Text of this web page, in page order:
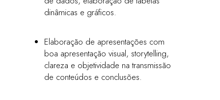
dinâmicas e gráficos.
Elaboração de apresentações com
boa apresentação visual, storytelling,
clareza e objetividade na transmissão
de conteúdos e conclusões.